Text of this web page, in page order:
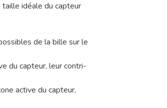
idéale du capteur
de la bille sur le
du capteur, leur contri-
active du capteur,